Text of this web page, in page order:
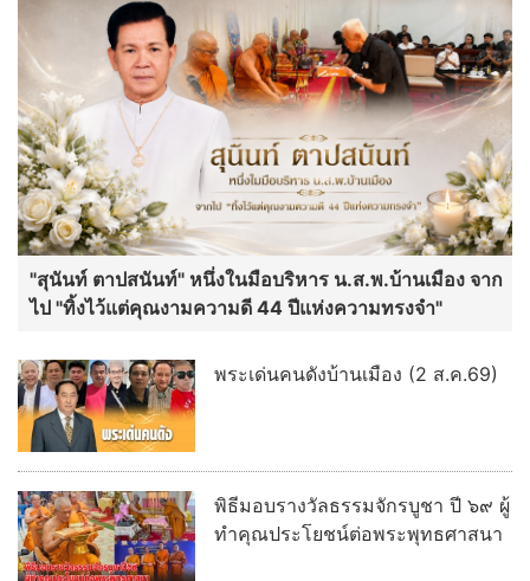
"สุนันท์ ตาปสนันท์" หนึ่งในมือบริหาร น.ส.พ.บ้านเมือง จาก
ไป "ทิ้งไว้แต่คุณงามความดี 44 ปีแห่งความทรงจำ"
พระเด่นคนดังบ้านเมือง (2 ส.ค.69)
พิธีมอบรางวัลธรรมจักรบูชา ปี ๖๙ ผู้
ทำคุณประโยชน์ต่อพระพุทธศาสนา